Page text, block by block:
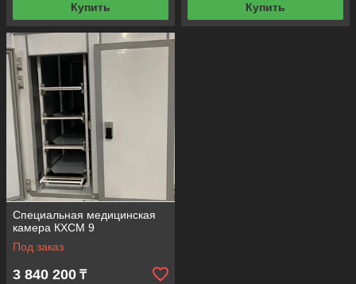
Купить Купить
Специальная медицинская
камера КХСМ 9
Под заказ
3 840 200 ₸